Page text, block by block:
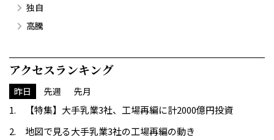
独自
高騰
アクセスランキング
昨日 先週 先月
【特集】大手乳業3社、工場再編に計2000億円投資
地図で見る大手乳業3社の工場再編の動き